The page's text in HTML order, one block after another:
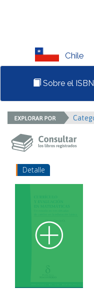
Chile
Sobre el ISBN
Detalle